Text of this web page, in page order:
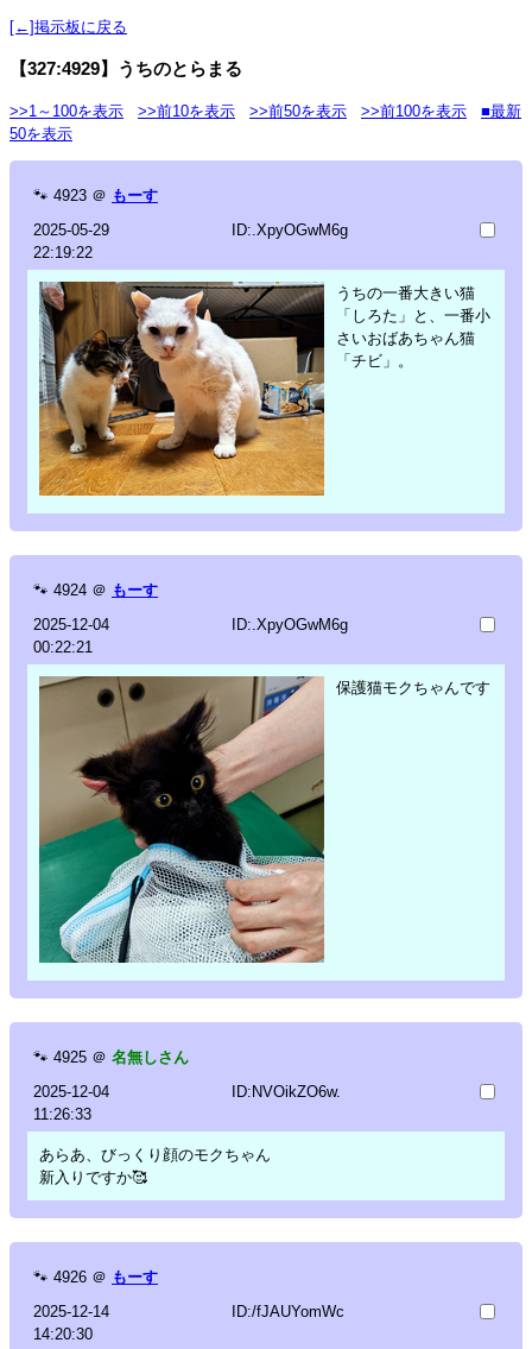
[←]掲示板に戻る
【327:4929】うちのとらまる
>>1～100を表示 >>前10を表示 >>前50を表示 >>前100を表示
■最新
50を表示
🐾 4923 ＠ もーす
2025-05-29
22:19:22
ID:.XpyOGwM6g
うちの一番大きい猫
「しろた」と、一番小
さいおばあちゃん猫
「チビ」。
🐾 4924 ＠ もーす
2025-12-04
00:22:21
ID:.XpyOGwM6g
保護猫モクちゃんです
🐾 4925 ＠ 名無しさん
2025-12-04
11:26:33
ID:NVOikZO6w.
あらあ、びっくり顔のモクちゃん
新入りですか🥰
🐾 4926 ＠ もーす
2025-12-14
14:20:30
ID:/fJAUYomWc